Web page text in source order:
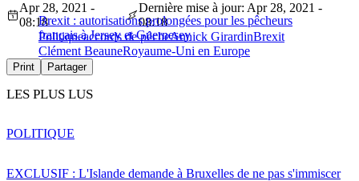
Brexit : autorisations prolongées pour les pêcheurs
français à Jersey et Guernesey
Apr 28, 2021 -
08:18
Dernière mise à jour: Apr 28, 2021 -
08:18
Politiqueaccords de pêcheAnnick GirardinBrexit
Clément BeauneRoyaume-Uni en Europe
Print Partager
LES PLUS LUS
EXCLUSIF : L'Islande demande à Bruxelles de ne pas s'immiscer
POLITIQUE